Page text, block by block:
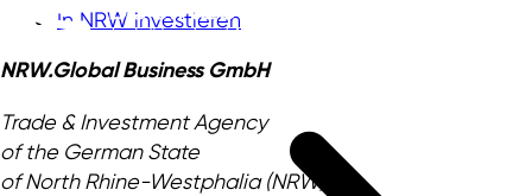
In NRW investieren
NRW.Global Business GmbH
Trade & Investment Agency
of the German State
of North Rhine-Westphalia (NRW)